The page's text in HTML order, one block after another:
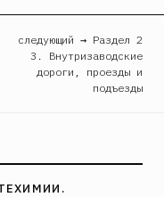
следующий → Раздел 2
3. Внутризаводские
дороги, проезды и
подъезды